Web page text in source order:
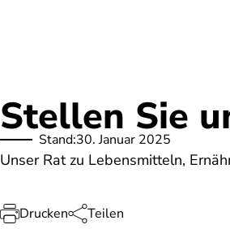
Stellen Sie
Stand:30. Januar 2025
Unser Rat zu Lebensmitteln,
Drucken Teilen